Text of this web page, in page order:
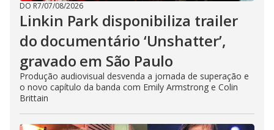
DO R7/07/08/2026
Linkin Park disponibiliza trailer
do documentário ‘Unshatter’,
gravado em São Paulo
Produção audiovisual desvenda a jornada de superação e
o novo capítulo da banda com Emily Armstrong e Colin
Brittain